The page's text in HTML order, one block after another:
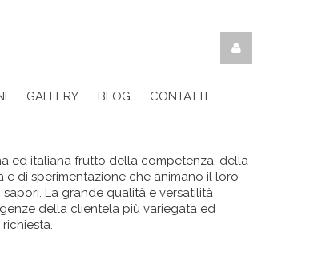
GALLERY BLOG CONTATTI
ed italiana frutto della competenza, della
di sperimentazione che animano il loro
La grande qualità e versatilità
della clientela più variegata ed